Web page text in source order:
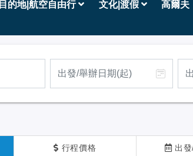
目的地|航空自由行 文化|渡假 高爾夫
行程價格 出